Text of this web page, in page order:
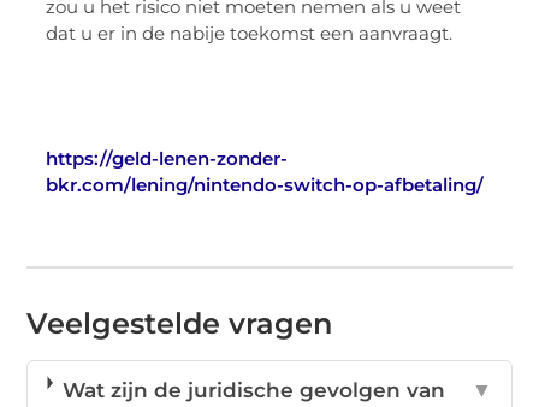
zou u het risico niet moeten nemen als u weet
dat u er in de nabije toekomst een aanvraagt.
https://geld-lenen-zonder-
bkr.com/lening/nintendo-switch-op-afbetaling/
Veelgestelde vragen
Wat zijn de juridische gevolgen van
▼